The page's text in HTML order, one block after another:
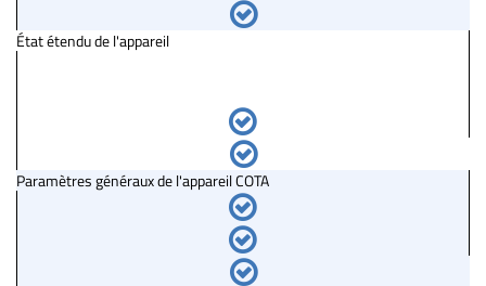
État étendu de l'appareil
Paramètres généraux de l'appareil COTA